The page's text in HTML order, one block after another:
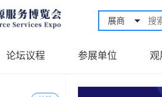
展商
论坛议程 参展单位 观